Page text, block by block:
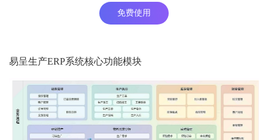
免费使用
易呈生产ERP系统核心功能模块